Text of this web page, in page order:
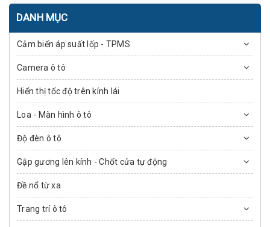
DANH MỤC
Cảm biến áp suất lốp - TPMS
Camera ô tô
Hiển thị tốc độ trên kính lái
Loa - Màn hình ô tô
Độ đèn ô tô
Gập gương lên kính - Chốt cửa tự động
Đề nổ từ xa
Trang trí ô tô